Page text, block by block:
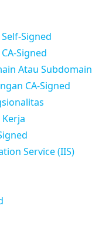
Signed
Signed
Atau Subdomain
CA-Signed
Service (IIS)